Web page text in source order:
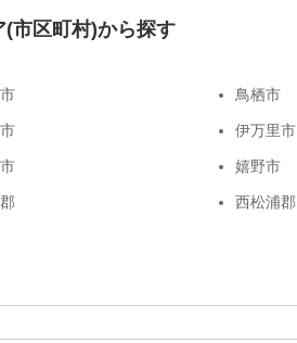
(市区町村)から探す
鳥栖市
伊万里市
嬉野市
西松浦郡